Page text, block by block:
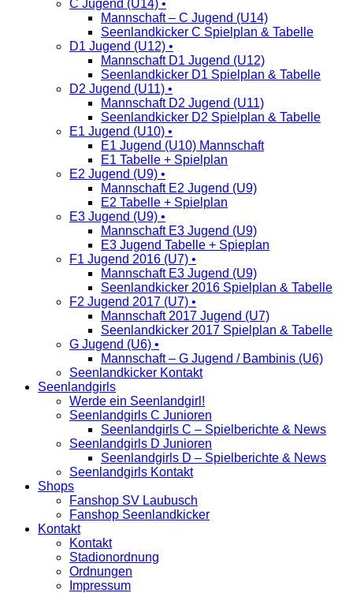
C Jugend (U14) •
Mannschaft – C Jugend (U14)
Seenlandkicker C Spielplan & Tabelle
D1 Jugend (U12) •
Mannschaft D1 Jugend (U12)
Seenlandkicker D1 Spielplan & Tabelle
D2 Jugend (U11) •
Mannschaft D2 Jugend (U11)
Seenlandkicker D2 Spielplan & Tabelle
E1 Jugend (U10) •
E1 Jugend (U10) Mannschaft
E1 Tabelle + Spielplan
E2 Jugend (U9) •
Mannschaft E2 Jugend (U9)
E2 Tabelle + Spielplan
E3 Jugend (U9) •
Mannschaft E3 Jugend (U9)
E3 Jugend Tabelle + Spieplan
F1 Jugend 2016 (U7) •
Mannschaft E3 Jugend (U9)
Seenlandkicker 2016 Spielplan & Tabelle
F2 Jugend 2017 (U7) •
Mannschaft 2017 Jugend (U7)
Seenlandkicker 2017 Spielplan & Tabelle
G Jugend (U6) •
Mannschaft – G Jugend / Bambinis (U6)
Seenlandkicker Kontakt
Seenlandgirls
Werde ein Seenlandgirl!
Seenlandgirls C Junioren
Seenlandgirls C – Spielberichte & News
Seenlandgirls D Junioren
Seenlandgirls D – Spielberichte & News
Seenlandgirls Kontakt
Shops
Fanshop SV Laubusch
Fanshop Seenlandkicker
Kontakt
Kontakt
Stadionordnung
Ordnungen
Impressum